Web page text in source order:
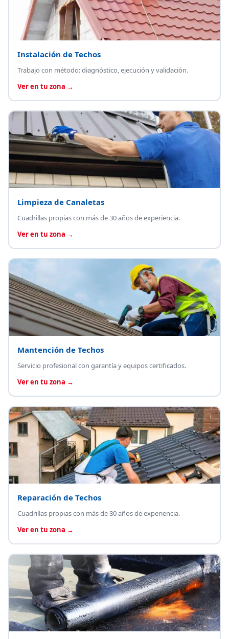
Instalación de Techos
Trabajo con método: diagnóstico, ejecución y validación.
Ver en tu zona →
Limpieza de Canaletas
Cuadrillas propias con más de 30 años de experiencia.
Ver en tu zona →
Mantención de Techos
Servicio profesional con garantía y equipos certificados.
Ver en tu zona →
Reparación de Techos
Cuadrillas propias con más de 30 años de experiencia.
Ver en tu zona →